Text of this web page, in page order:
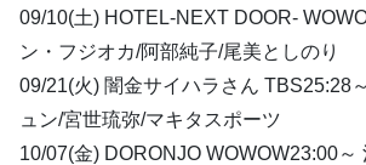
09/10(土) HOTEL-NEXT DOOR-
ン・フジオカ/阿部純子/尾美としのり
09/21(火) 闇金サイハラさん TBS25:28
ュン/宮世琉弥/マキタスポーツ
10/07(金) DORONJO WOWOW23:00～